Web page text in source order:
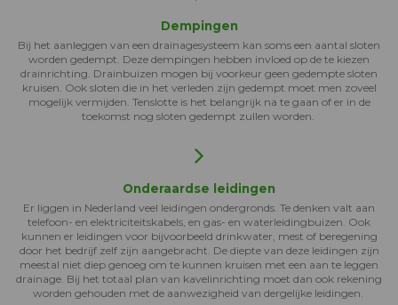
Dempingen
Bij het aanleggen van een drainagesysteem kan soms een aantal sloten
worden gedempt. Deze dempingen hebben invloed op de te kiezen
drainrichting. Drainbuizen mogen bij voorkeur geen gedempte sloten
kruisen. Ook sloten die in het verleden zijn gedempt moet men zoveel
mogelijk vermijden. Tenslotte is het belangrijk na te gaan of er in de
toekomst nog sloten gedempt zullen worden.
Onderaardse leidingen
Er liggen in Nederland veel leidingen ondergronds. Te denken valt aan
telefoon- en elektriciteitskabels, en gas- en waterleidingbuizen. Ook
kunnen er leidingen voor bijvoorbeeld drinkwater, mest of beregening
door het bedrijf zelf zijn aangebracht. De diepte van deze leidingen zijn
meestal niet diep genoeg om te kunnen kruisen met een aan te leggen
drainage. Bij het totaal plan van kavelinrichting moet dan ook rekening
worden gehouden met de aanwezigheid van dergelijke leidingen.